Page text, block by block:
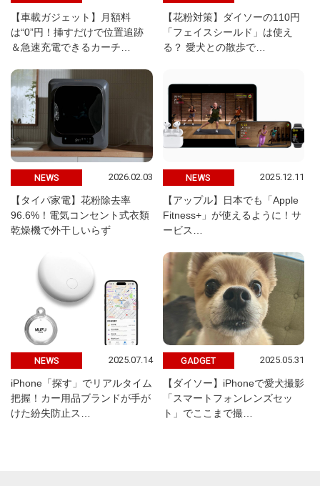
【車載ガジェット】月額料
は“0”円！挿すだけで位置追跡
＆急速充電できるカーチ…
【花粉対策】ダイソーの110円
「フェイスシールド」は使え
る？ 愛犬との散歩で…
NEWS 2026.02.03
【タイパ家電】花粉除去率
96.6%！電気コンセント式衣類
乾燥機で外干しいらず
NEWS 2025.12.11
【アップル】日本でも「Apple
Fitness+」が使えるように！サ
ービス…
NEWS 2025.07.14
iPhone「探す」でリアルタイム
把握！カー用品ブランドが手が
けた紛失防止ス…
GADGET 2025.05.31
【ダイソー】iPhoneで愛犬撮影
「スマートフォンレンズセッ
ト」でここまで撮…